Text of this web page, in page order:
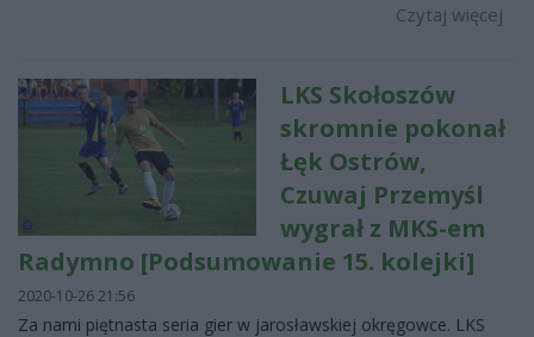
Czytaj więcej
LKS Skołoszów
skromnie pokonał
Łęk Ostrów,
Czuwaj Przemyśl
wygrał z MKS-em
Radymno [Podsumowanie 15. kolejki]
2020-10-26 21:56
Za nami piętnasta seria gier w jarosławskiej okręgowce. LKS